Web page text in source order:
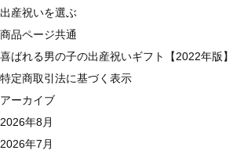
出産祝いを選ぶ
商品ページ共通
喜ばれる男の子の出産祝いギフト【2022年版】
特定商取引法に基づく表示
アーカイブ
2026年8月
2026年7月